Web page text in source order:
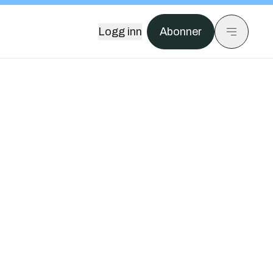
Logg inn Abonner